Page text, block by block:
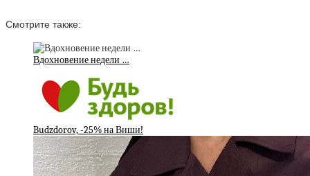
Смотрите также:
Вдохновение недели …
Budzdorov, -25% на Виши!